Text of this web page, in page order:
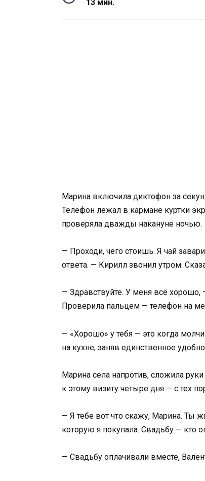
13 мин.
Марина включила диктофон за
Телефон лежал в кармане куртки
проверяла дважды накануне ночью.
— Проходи, чего стоишь. Я чай
ответа. — Кирилл звонил утром.
— Здравствуйте. У меня всё хорошо,
Проверила пальцем — телефон на
— «Хорошо» у тебя — это когда
на кухне, заняв единственное
Марина села напротив, сложила
к этому визиту четыре дня — с тех
— Я тебе вот что скажу, Марина. Ты
которую я покупала. Свадьбу — кто
— Свадьбу оплачивали вместе,